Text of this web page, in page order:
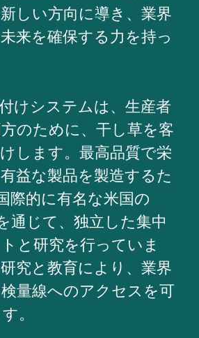
しい方向に導き、業界
来を確保する力を持っ
けシステムは、生産者
のために、干し草を客
します。最高品質で栄
益な製品を製造するた
際的に有名な米国の
通じて、独立した集中
と研究を行っていま
究と教育により、業界
量線へのアクセスを可
。